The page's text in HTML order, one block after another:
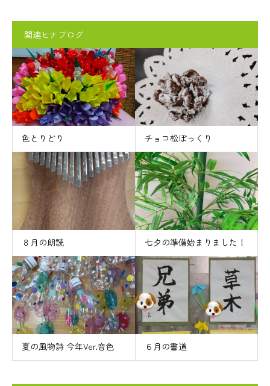
関連ヒナブログ
色とりどり チョコ松ぼっくり
８月の朗読 七夕の準備始まりました！
夏の風物詩 今年Ver.音色 ６月の書道